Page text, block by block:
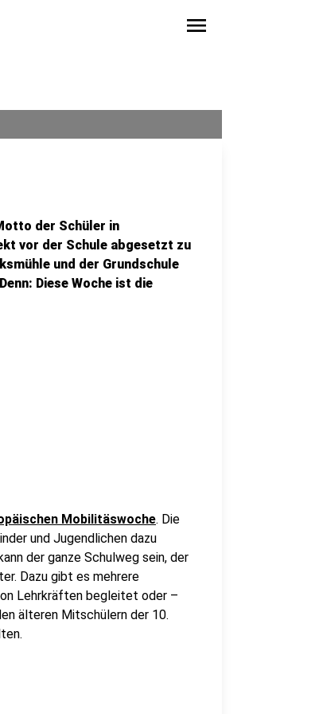
menu
der Schüler in
vor der Schule abgesetzt zu
und der Grundschule
Diese Woche ist die
Mobilitäswoche. Die
und Jugendlichen dazu
der ganze Schulweg sein, der
Dazu gibt es mehrere
Lehrkräften begleitet oder –
älteren Mitschülern der 10.